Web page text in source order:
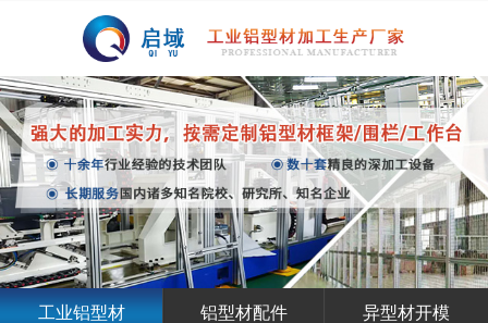
工业铝型材 铝型材配件 异型材开模